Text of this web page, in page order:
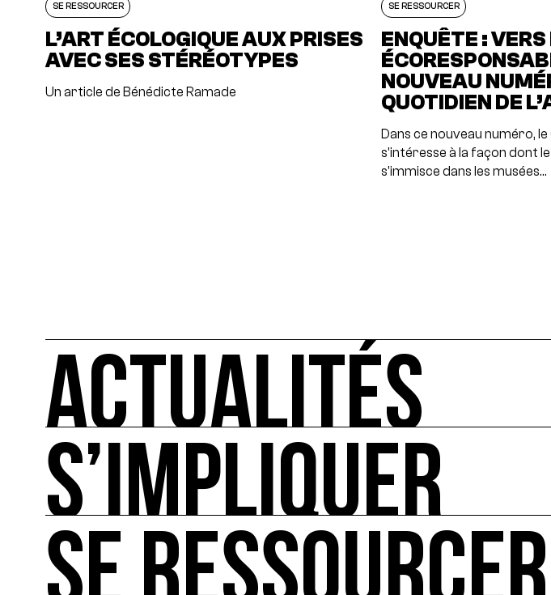
SE RESSOURCER
L’ART ÉCOLOGIQUE AUX PRISES
AVEC SES STÉRÉOTYPES
Un article de Bénédicte Ramade
SE RESSOURCER
ENQUÊTE :
NOUVEAU
QUOTIDIEN DE
Dans ce nouveau numéro,
s'intéresse à la façon dont
s'immisce dans les musées…
ACTUALITÉS
ACTUALITÉS
L'actualité française et internationale des rendez-vous de l'art et de
S’IMPLIQUER
S’IMPLIQUER
Les bonnes pratiques, guides et outils pour réduire ses impacts.